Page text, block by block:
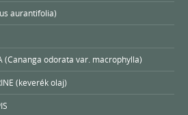
aurantifolia)
(Cananga odorata var. macrophylla)
(keverék olaj)